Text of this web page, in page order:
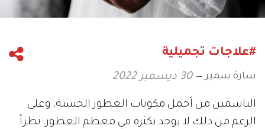
#علاجات تجميلية
سارة سمير 30 ديسمبر 2022
الياسمين من أجمل مكونات العطور الحسية، وعلى
الرغم من ذلك لا يوجد بكثرة في معظم العطور، نظراً